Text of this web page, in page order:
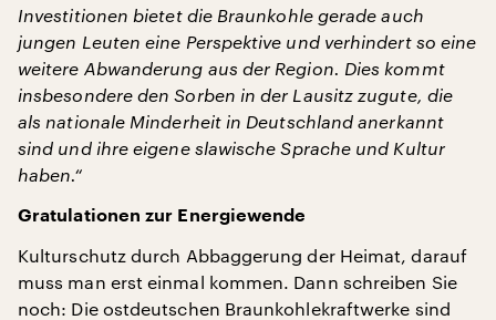
Investitionen bietet die Braunkohle gerade auch
jungen Leuten eine Perspektive und verhindert so eine
weitere Abwanderung aus der Region. Dies kommt
insbesondere den Sorben in der Lausitz zugute, die
als nationale Minderheit in Deutschland anerkannt
sind und ihre eigene slawische Sprache und Kultur
haben.“
Gratulationen zur Energiewende
Kulturschutz durch Abbaggerung der Heimat, darauf
muss man erst einmal kommen. Dann schreiben Sie
noch: Die ostdeutschen Braunkohlekraftwerke sind